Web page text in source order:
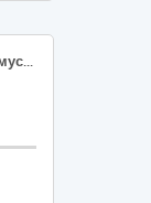
Котел настінний газовий, з насадкою примусової витяжки димових газів ( ДК 021:2015-44620000-2Радіатори і котли для систем центрального опалення та їх деталі)